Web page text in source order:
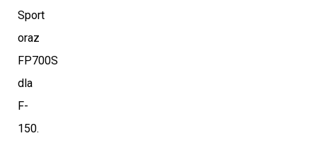
Sport
oraz
FP700S
dla
F-
150.